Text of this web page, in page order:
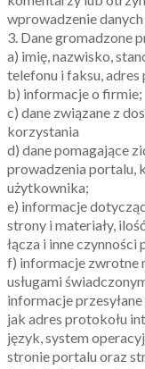
wprowadzenie
3. Dane gromadzone
a) imię, nazwisko,
telefonu i faksu,
b) informacje o firmie;
c) dane związane z
korzystania
d) dane pomagające
prowadzenia portalu,
użytkownika;
e) informacje
strony i materiały,
łącza i inne
f) informacje zwrotne
usługami
informacje
jak adres protokołu
język, system
stronie portalu oraz